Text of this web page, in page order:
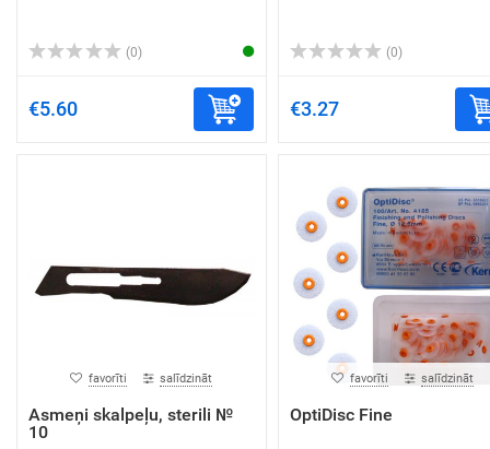
(0)
€5.60
(0)
€3.27
favorīti salīdzināt
Asmeņi skalpeļu, sterili №
10
favorīti salīdzināt
OptiDisc Fine